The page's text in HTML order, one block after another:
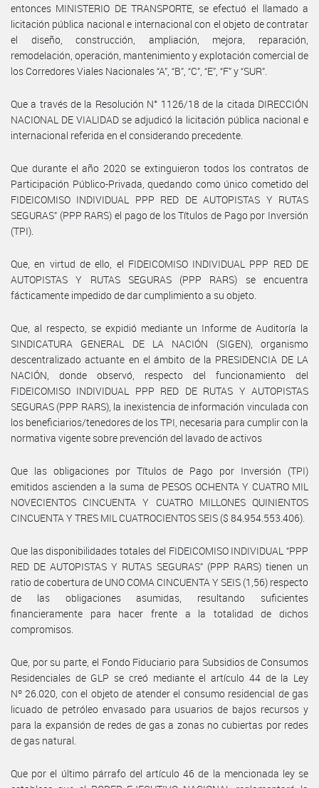
entonces MINISTERIO DE TRANSPORTE, se efectuó el llamado a
licitación pública nacional e internacional con el objeto de contratar
el diseño, construcción, ampliación, mejora, reparación,
remodelación, operación, mantenimiento y explotación comercial de
los Corredores Viales Nacionales “A”, “B”, “C”, “E”, “F” y “SUR”.
Que a través de la Resolución N° 1126/18 de la citada DIRECCIÓN
NACIONAL DE VIALIDAD se adjudicó la licitación pública nacional e
internacional referida en el considerando precedente.
Que durante el año 2020 se extinguieron todos los contratos de
Participación Público-Privada, quedando como único cometido del
FIDEICOMISO INDIVIDUAL PPP RED DE AUTOPISTAS Y RUTAS
SEGURAS” (PPP RARS) el pago de los Títulos de Pago por Inversión
(TPI).
Que, en virtud de ello, el FIDEICOMISO INDIVIDUAL PPP RED DE
AUTOPISTAS Y RUTAS SEGURAS (PPP RARS) se encuentra
fácticamente impedido de dar cumplimiento a su objeto.
Que, al respecto, se expidió mediante un Informe de Auditoría la
SINDICATURA GENERAL DE LA NACIÓN (SIGEN), organismo
descentralizado actuante en el ámbito de la PRESIDENCIA DE LA
NACIÓN, donde observó, respecto del funcionamiento del
FIDEICOMISO INDIVIDUAL PPP RED DE RUTAS Y AUTOPISTAS
SEGURAS (PPP RARS), la inexistencia de información vinculada con
los beneficiarios/tenedores de los TPI, necesaria para cumplir con la
normativa vigente sobre prevención del lavado de activos
Que las obligaciones por Títulos de Pago por Inversión (TPI)
emitidos ascienden a la suma de PESOS OCHENTA Y CUATRO MIL
NOVECIENTOS CINCUENTA Y CUATRO MILLONES QUINIENTOS
CINCUENTA Y TRES MIL CUATROCIENTOS SEIS ($ 84.954.553.406).
Que las disponibilidades totales del FIDEICOMISO INDIVIDUAL “PPP
RED DE AUTOPISTAS Y RUTAS SEGURAS” (PPP RARS) tienen un
ratio de cobertura de UNO COMA CINCUENTA Y SEIS (1,56) respecto
de las obligaciones asumidas, resultando suficientes
financieramente para hacer frente a la totalidad de dichos
compromisos.
Que, por su parte, el Fondo Fiduciario para Subsidios de Consumos
Residenciales de GLP se creó mediante el artículo 44 de la Ley
Nº 26.020, con el objeto de atender el consumo residencial de gas
licuado de petróleo envasado para usuarios de bajos recursos y
para la expansión de redes de gas a zonas no cubiertas por redes
de gas natural.
Que por el último párrafo del artículo 46 de la mencionada ley se